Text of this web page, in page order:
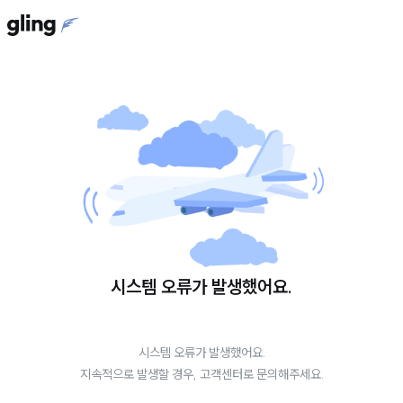
시스템 오류가 발생했어요.
시스템 오류가 발생했어요.
지속적으로 발생할 경우, 고객센터로 문의해주세요.